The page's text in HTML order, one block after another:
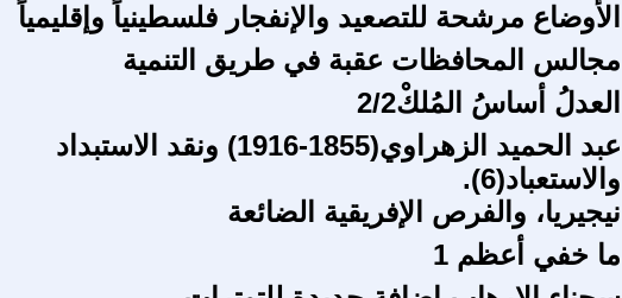
الأوضاع مرشحة للتصعيد والإنفجار فلسطينياً وإقليمياً
مجالس المحافظات عقبة في طريق التنمية
العدلُ أساسُ المُلكْ2/2
عبد الحميد الزهراوي(1855-1916) ونقد الاستبداد
والاستعباد(6).
نيجيريا، والفرص الإفريقية الضائعة
ما خفي أعظم 1